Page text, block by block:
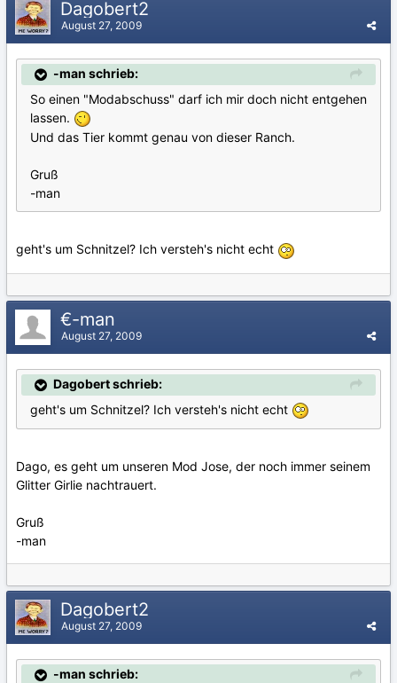
Dagobert2
August 27, 2009
-man schrieb:
So einen "Modabschuss" darf ich mir doch nicht entgehen
lassen.
Und das Tier kommt genau von dieser Ranch.
Gruß
-man
geht's um Schnitzel? Ich versteh's nicht echt
€-man
August 27, 2009
Dagobert schrieb:
geht's um Schnitzel? Ich versteh's nicht echt
Dago, es geht um unseren Mod Jose, der noch immer seinem
Glitter Girlie nachtrauert.
Gruß
-man
Dagobert2
August 27, 2009
-man schrieb: